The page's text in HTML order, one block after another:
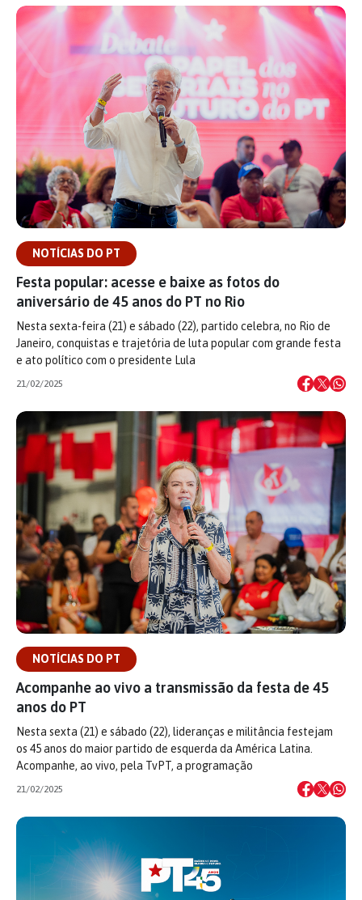
NOTÍCIAS DO PT
Festa popular: acesse e baixe as fotos do
aniversário de 45 anos do PT no Rio
Nesta sexta-feira (21) e sábado (22), partido celebra, no Rio de
Janeiro, conquistas e trajetória de luta popular com grande festa
e ato político com o presidente Lula
21/02/2025
NOTÍCIAS DO PT
Acompanhe ao vivo a transmissão da festa de 45
anos do PT
Nesta sexta (21) e sábado (22), lideranças e militância festejam
os 45 anos do maior partido de esquerda da América Latina.
Acompanhe, ao vivo, pela TvPT, a programação
21/02/2025